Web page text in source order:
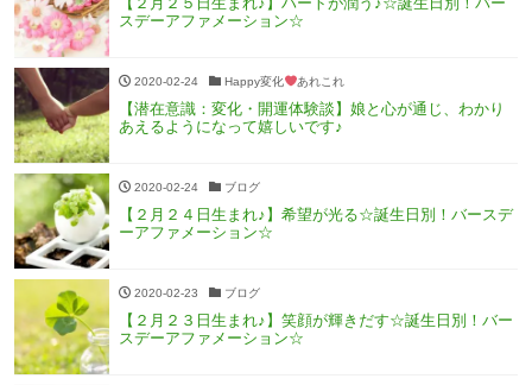
スデーアファメーション☆
2020-02-24 Happy変化 あれこれ
【潜在意識：変化・開運体験談】娘と心が通じ、わかり
あえるようになって嬉しいです♪
2020-02-24 ブログ
【２月２４日生まれ♪】希望が光る☆誕生日別！バースデ
ーアファメーション☆
2020-02-23 ブログ
【２月２３日生まれ♪】笑顔が輝きだす☆誕生日別！バー
スデーアファメーション☆